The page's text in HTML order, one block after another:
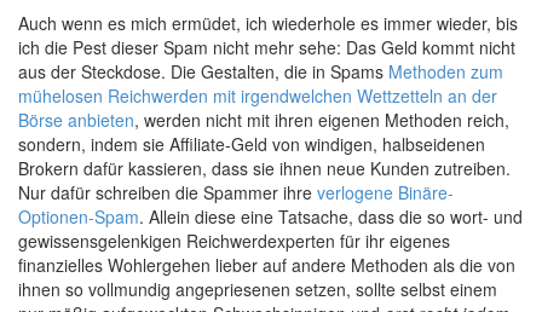
Auch wenn es mich ermüdet, ich wiederhole es immer wieder, bis
ich die Pest dieser Spam nicht mehr sehe: Das Geld kommt nicht
aus der Steckdose. Die Gestalten, die in Spams Methoden zum
mühelosen Reichwerden mit irgendwelchen Wettzetteln an der
Börse anbieten, werden nicht mit ihren eigenen Methoden reich,
sondern, indem sie Affiliate-Geld von windigen, halbseidenen
Brokern dafür kassieren, dass sie ihnen neue Kunden zutreiben.
Nur dafür schreiben die Spammer ihre verlogene Binäre-
Optionen-Spam. Allein diese eine Tatsache, dass die so wort- und
gewissensgelenkigen Reichwerdexperten für ihr eigenes
finanzielles Wohlergehen lieber auf andere Methoden als die von
ihnen so vollmundig angepriesenen setzen, sollte selbst einem